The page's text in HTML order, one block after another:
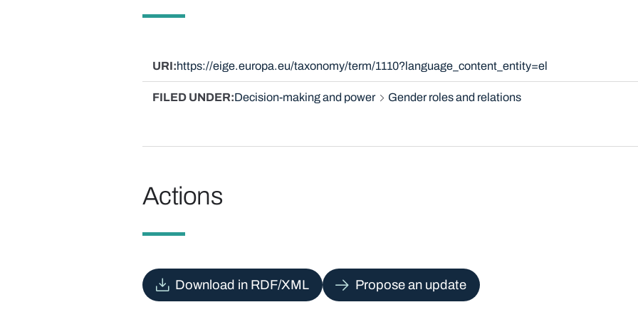
URI https://eige.europa.eu/taxonomy/term/1110?language_content_entity=el
FILED UNDER Decision-making and power Gender roles and relations
Actions
Download in RDF/XML Propose an update